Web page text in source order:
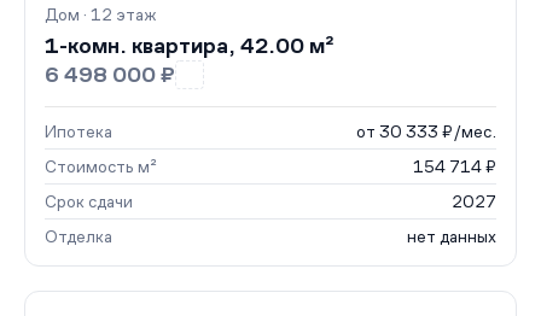
Дом · 12 этаж
1-комн. квартира, 42.00 м²
6 498 000 ₽
Ипотека
от 30 333 ₽/мес.
Стоимость м²
154 714 ₽
Срок сдачи
2027
Отделка
нет данных